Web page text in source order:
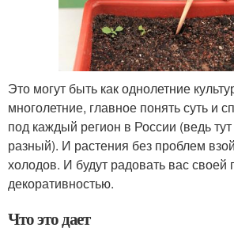
Это могут быть как однолетние
многолетние, главное понять суть и
под каждый регион в России (ведь
разный). И растения без проблем
холодов. И будут радовать вас своей
декоративностью.
Что это дает